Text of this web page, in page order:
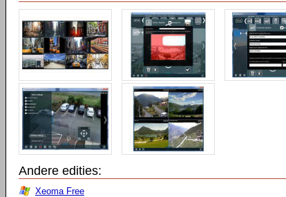
Andere edities:
Xeoma Free